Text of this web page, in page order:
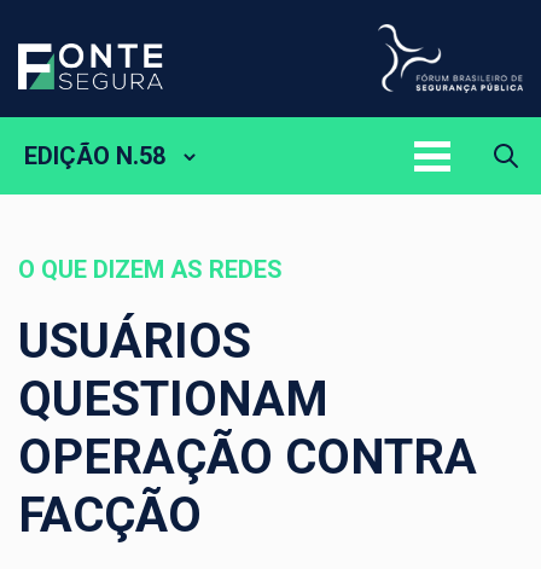
EDIÇÃO N.58
O QUE DIZEM AS REDES
USUÁRIOS
QUESTIONAM
OPERAÇÃO CONTRA
FACÇÃO